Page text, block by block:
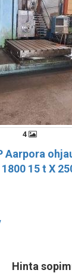
4
Aarpora
15 t X
Hinta